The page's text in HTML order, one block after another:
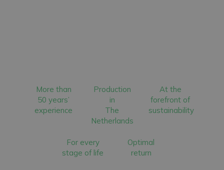
More than
50 years’
experience
Production
in
The
Netherlands
At the
forefront of
sustainability
For every
stage of life
Optimal
return